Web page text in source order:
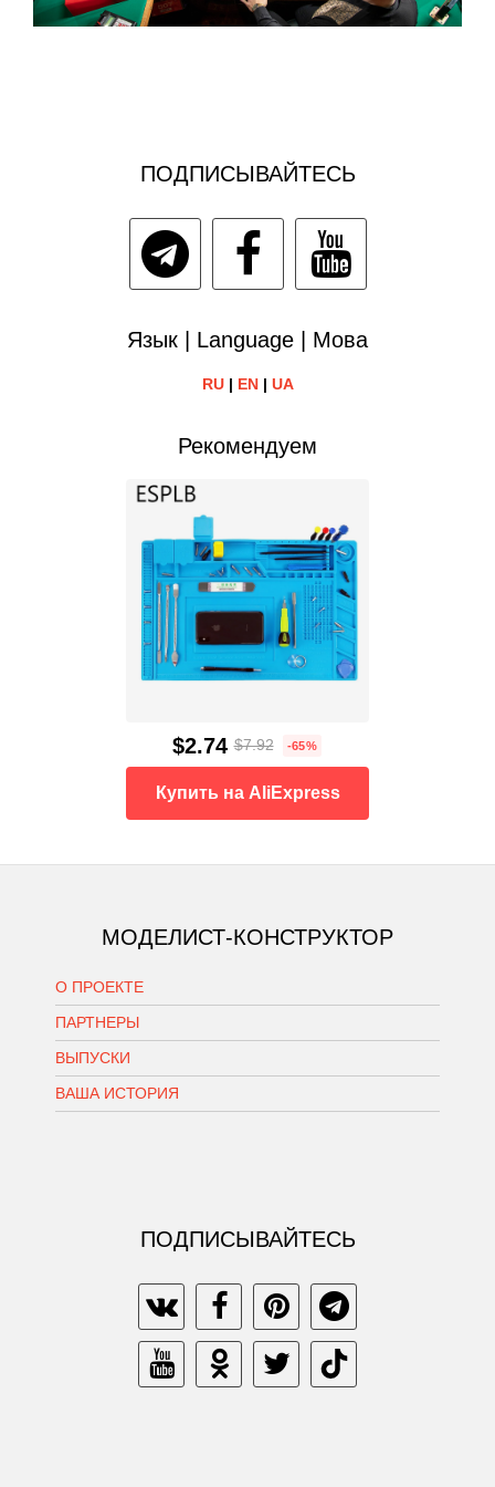
ПОДПИСЫВАЙТЕСЬ
Язык | Language | Мова
RU| EN| UA
Рекомендуем
$2.74 $7.92 -65%
Купить на AliExpress
МОДЕЛИСТ-КОНСТРУКТОР
О ПРОЕКТЕ
ПАРТНЕРЫ
ВЫПУСКИ
ВАША ИСТОРИЯ
ПОДПИСЫВАЙТЕСЬ